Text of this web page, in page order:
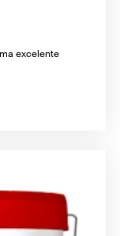
excelente